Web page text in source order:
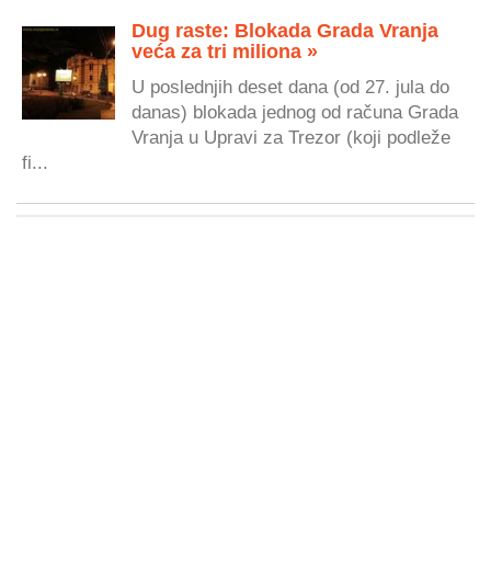
Dug raste: Blokada Grada Vranja
veća za tri miliona »
U poslednjih deset dana (od 27. jula do
danas) blokada jednog od računa Grada
Vranja u Upravi za Trezor (koji podleže
fi...